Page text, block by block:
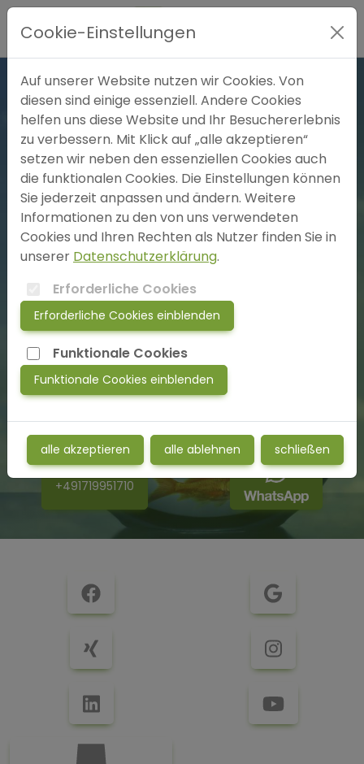
Hauptmenü
Expertensuche
Blog
FAQ
SOS
login
4 freie Plätze
Praxis für Mentale Balance
Heilpraktiker*in für Psychotherapie
Frau Dr.rer.nat. Sabine Daufeldt
Fischerau 40
79588 Efringen-Kirchen
www.mental-balance-coaching.de
Handy
+491719951710
Cookie-Einstellungen
Auf unserer Website nutzen wir Cookies. Von
diesen sind einige essenziell. Andere Cookies
helfen uns diese Website und Ihr Besuchererlebnis
zu verbessern. Mit Klick auf „alle akzeptieren“
setzen wir neben den essenziellen Cookies auch
die funktionalen Cookies. Die Einstellungen können
Sie jederzeit anpassen und ändern. Weitere
Informationen zu den von uns verwendeten
Cookies und Ihren Rechten als Nutzer finden Sie in
unserer Datenschutzerklärung.
Erforderliche Cookies
Erforderliche Cookies einblenden
Funktionale Cookies
Funktionale Cookies einblenden
alle akzeptieren alle ablehnen schließen